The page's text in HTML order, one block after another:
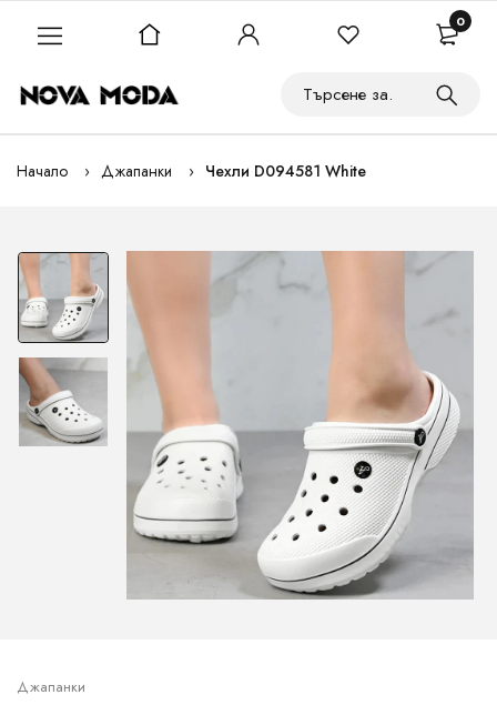
Начало Джапанки Чехли D094581 White
Джапанки
0